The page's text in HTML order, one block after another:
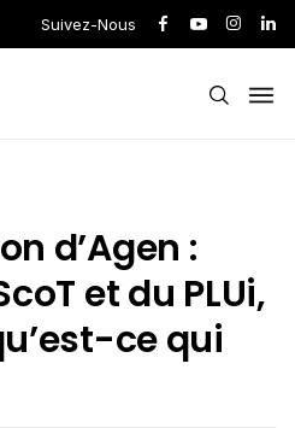
Suivez-Nous
d’Agen :
et du PLUi,
ce qui